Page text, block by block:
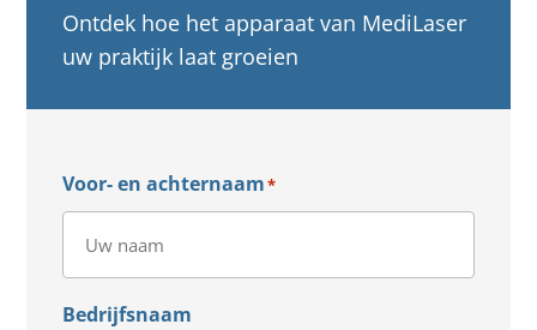
Ontdek hoe het apparaat van MediLaser
uw praktijk laat groeien
Voor- en achternaam*
Bedrijfsnaam